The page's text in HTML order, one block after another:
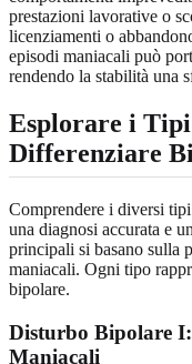
prestazioni lavorative o
licenziamenti o
episodi maniacali può
rendendo la stabilità una
Esplorare i
Differenziare
Comprendere i diversi
una diagnosi accurata e
principali si basano sulla
maniacali. Ogni tipo
bipolare.
Disturbo Bipolare
Maniacali